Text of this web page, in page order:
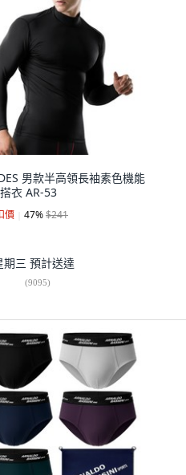
男款半高領長袖素色機能
衣 AR-53
價 47%$241
期三 預計送達
(9095)